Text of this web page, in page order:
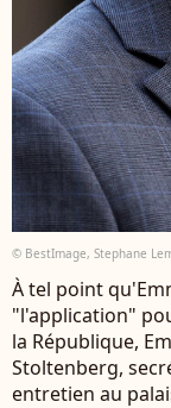
© BestImage, Stephane
À tel point
"l'application"
la République,
Stoltenberg,
entretien au